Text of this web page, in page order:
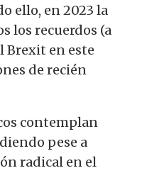
ello, en 2023 la
los recuerdos (a
Brexit en este
de recién
contemplan
pese a
radical en el